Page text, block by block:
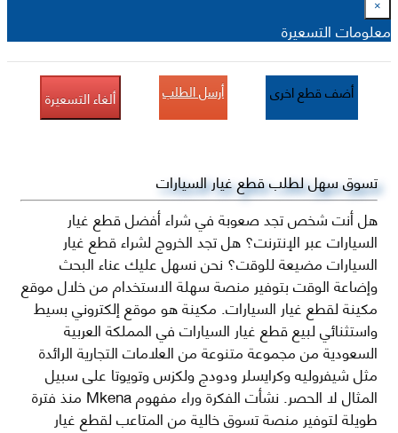
×
معلومات التسعيرة
أضف قطع اخرى أرسل الطلب ألغاء التسعيرة
تسوق سهل لطلب قطع غيار السيارات
هل أنت شخص تجد صعوبة في شراء أفضل قطع غيار
السيارات عبر الإنترنت؟ هل تجد الخروج لشراء قطع غيار
السيارات مضيعة للوقت؟ نحن نسهل عليك عناء البحث
وإضاعة الوقت بتوفير منصة سهلة الاستخدام من خلال موقع
مكينة لقطع غيار السيارات. مكينة هو موقع إلكتروني بسيط
واستثنائي لبيع قطع غيار السيارات في المملكة العربية
السعودية من مجموعة متنوعة من العلامات التجارية الرائدة
مثل شيفروليه وكرايسلر ودودج ولكزس وتويوتا على سبيل
المثال لا الحصر. نشأت الفكرة وراء مفهوم Mkena منذ فترة
طويلة لتوفير منصة تسوق خالية من المتاعب لقطع غيار